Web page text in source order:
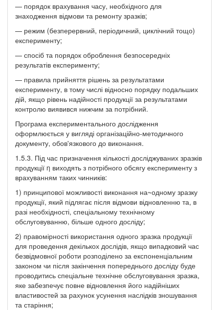
— порядок врахування часу, необхідного для
знаходження відмови та ремонту зразків;
— режим (безперервний, періодичний, циклічний тощо)
експерименту;
— спосіб та порядок оброблення безпосередніх
результатів експерименту;
— правила прийняття рішень за результатами
експерименту, в тому числі відносно порядку подальших
дій, якщо рівень надійності продукції за результатами
контролю виявився нижчим за потрібний.
Програма експериментального дослідження
оформлюється у вигляді організаційно-методичного
документу, обов'язкового до виконання.
1.5.3. Під час призначення кількості досліджуваних зразків
продукції η виходять з потрібного обсягу експерименту з
врахуванням таких чинників:
1) принципової можливості виконання на~одному зразку
продукції, який підлягає після відмови відновленню та, в
разі необхідності, спеціальному технічному
обслуговуванню, більше одного досліду;
2) правомірності використання одного зразка продукції
для проведення декількох дослідів, якщо випадковий час
безвідмовної роботи розподілено за експоненціальним
законом чи після закінчення попереднього досліду буде
проводитись спеціальне технічне обслуговування зразка,
яке забезпечує повне відновлення його надійніших
властивостей за рахунок усунення наслідків зношування
та старіння;